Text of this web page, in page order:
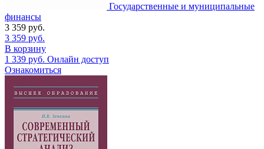
Государственные и муниципальные
финансы
3 359 руб.
3 359 руб.
В корзину
1 339 руб. Онлайн доступ
Ознакомиться